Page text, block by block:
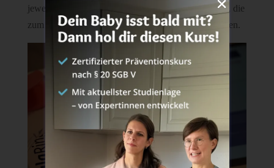
jeweiligen Zyklusphasen, aber auch Schwankungen, die
zum Beispiel durch Schichtarbeit oder Stress entstehen.